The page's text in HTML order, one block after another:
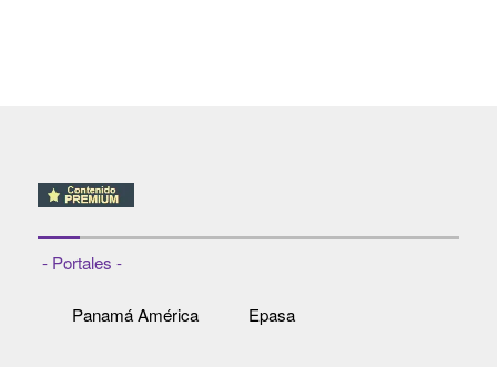
- Portales -
Panamá América Epasa